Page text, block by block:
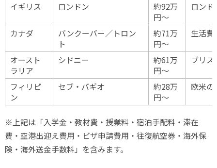
イギリス
ロンドン
約92万
円〜
ロン
カナダ
バンクーバー／トロン
ト
約71万
円〜
生活費
オースト
ラリア
シドニー
約61万
円〜
ブリ
フィリピ
ン
セブ・バギオ
約28万
円〜
欧米の
※上記は「入学金・教材費・授業料・宿泊手配料・滞在
費・空港出迎え費用・ビザ申請費用・往復航空券・海外保
険・海外送金手数料」を含みます。